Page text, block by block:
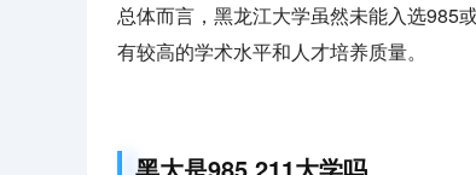
总体而言，黑龙江大学虽然未能入选985
有较高的学术水平和人才培养质量。